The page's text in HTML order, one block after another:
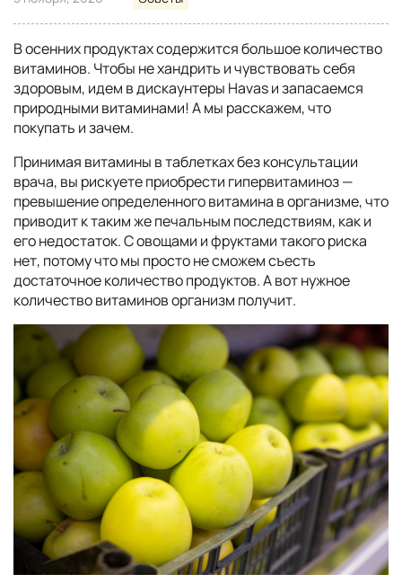
В осенних продуктах содержится большое количество
витаминов. Чтобы не хандрить и чувствовать себя
здоровым, идем в дискаунтеры Havas и запасаемся
природными витаминами! А мы расскажем, что
покупать и зачем.
Принимая витамины в таблетках без консультации
врача, вы рискуете приобрести гипервитаминоз —
превышение определенного витамина в организме, что
приводит к таким же печальным последствиям, как и
его недостаток. С овощами и фруктами такого риска
нет, потому что мы просто не сможем съесть
достаточное количество продуктов. А вот нужное
количество витаминов организм получит.